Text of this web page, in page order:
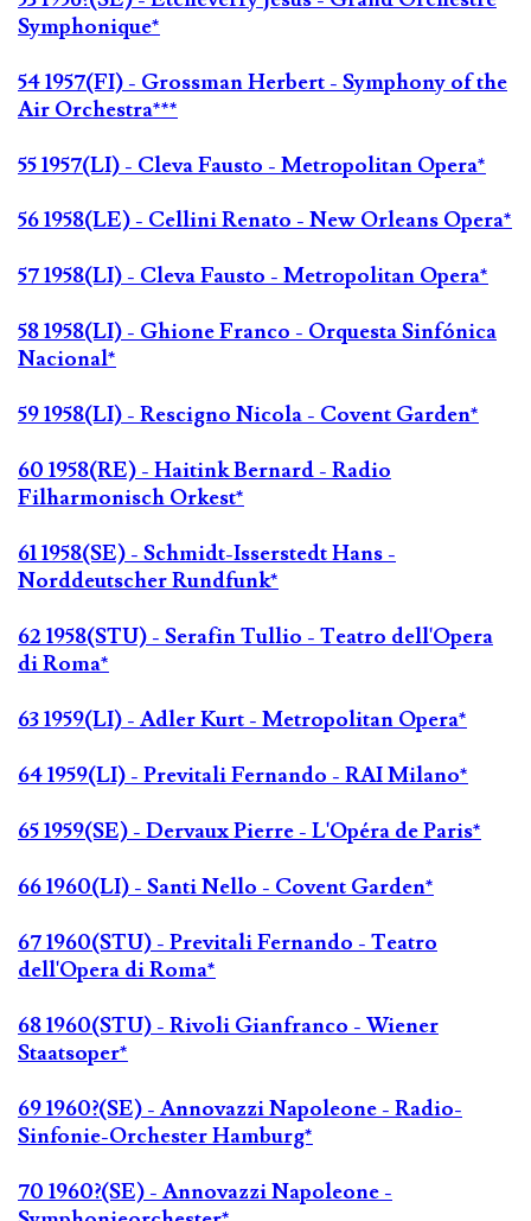
Symphonique*
54 1957(FI) - Grossman Herbert - Symphony of the
Air Orchestra***
55 1957(LI) - Cleva Fausto - Metropolitan Opera*
56 1958(LE) - Cellini Renato - New Orleans Opera*
57 1958(LI) - Cleva Fausto - Metropolitan Opera*
58 1958(LI) - Ghione Franco - Orquesta Sinfónica
Nacional*
59 1958(LI) - Rescigno Nicola - Covent Garden*
60 1958(RE) - Haitink Bernard - Radio
Filharmonisch Orkest*
61 1958(SE) - Schmidt-Isserstedt Hans -
Norddeutscher Rundfunk*
62 1958(STU) - Serafin Tullio - Teatro dell'Opera
di Roma*
63 1959(LI) - Adler Kurt - Metropolitan Opera*
64 1959(LI) - Previtali Fernando - RAI Milano*
65 1959(SE) - Dervaux Pierre - L'Opéra de Paris*
66 1960(LI) - Santi Nello - Covent Garden*
67 1960(STU) - Previtali Fernando - Teatro
dell'Opera di Roma*
68 1960(STU) - Rivoli Gianfranco - Wiener
Staatsoper*
69 1960?(SE) - Annovazzi Napoleone - Radio-
Sinfonie-Orchester Hamburg*
70 1960?(SE) - Annovazzi Napoleone -